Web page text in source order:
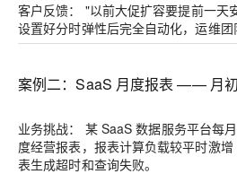
客户反馈：
"以前大促扩容要提前一天
设置好分时弹性后完全自动化，运维
案例二：SaaS 月度报表 —— 月
业务挑战：
某 SaaS 数据服务平台每
度经营报表，报表计算负载较平时激
表生成超时和查询失败。